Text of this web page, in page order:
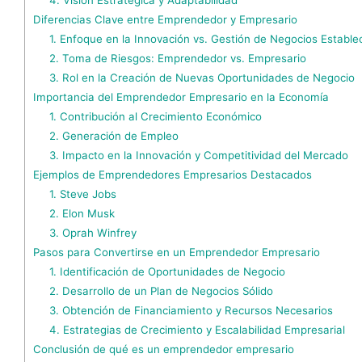
Diferencias Clave entre Emprendedor y Empresario
1. Enfoque en la Innovación vs. Gestión de Negocios
2. Toma de Riesgos: Emprendedor vs. Empresario
3. Rol en la Creación de Nuevas Oportunidades de Negocio
Importancia del Emprendedor Empresario en la Economía
1. Contribución al Crecimiento Económico
2. Generación de Empleo
3. Impacto en la Innovación y Competitividad del Mercado
Ejemplos de Emprendedores Empresarios Destacados
1. Steve Jobs
2. Elon Musk
3. Oprah Winfrey
Pasos para Convertirse en un Emprendedor Empresario
1. Identificación de Oportunidades de Negocio
2. Desarrollo de un Plan de Negocios Sólido
3. Obtención de Financiamiento y Recursos Necesarios
4. Estrategias de Crecimiento y Escalabilidad Empresarial
Conclusión de qué es un emprendedor empresario